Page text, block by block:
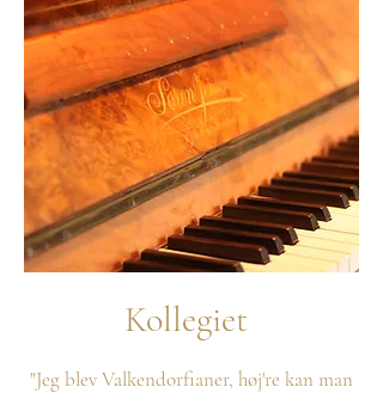
Kollegiet
"Jeg blev Valkendorfianer, høj're kan man